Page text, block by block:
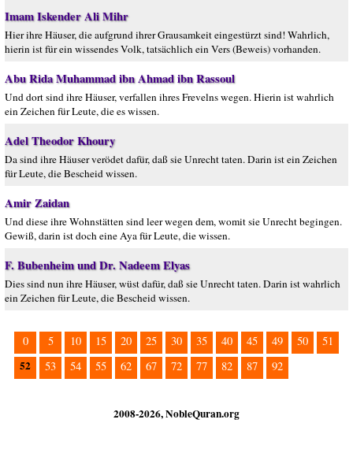
Imam Iskender Ali Mihr
Hier ihre Häuser, die aufgrund ihrer Grausamkeit eingestürzt sind! Wahrlich,
hierin ist für ein wissendes Volk, tatsächlich ein Vers (Beweis) vorhanden.
Abu Rida Muhammad ibn Ahmad ibn Rassoul
Und dort sind ihre Häuser, verfallen ihres Frevelns wegen. Hierin ist wahrlich
ein Zeichen für Leute, die es wissen.
Adel Theodor Khoury
Da sind ihre Häuser verödet dafür, daß sie Unrecht taten. Darin ist ein Zeichen
für Leute, die Bescheid wissen.
Amir Zaidan
Und diese ihre Wohnstätten sind leer wegen dem, womit sie Unrecht begingen.
Gewiß, darin ist doch eine Aya für Leute, die wissen.
F. Bubenheim und Dr. Nadeem Elyas
Dies sind nun ihre Häuser, wüst dafür, daß sie Unrecht taten. Darin ist wahrlich
ein Zeichen für Leute, die Bescheid wissen.
0 5 10 15 20 25 30 35 40 45 49 50 51
52 53 54 55 62 67 72 77 82 87 92
2008-2026, NobleQuran.org